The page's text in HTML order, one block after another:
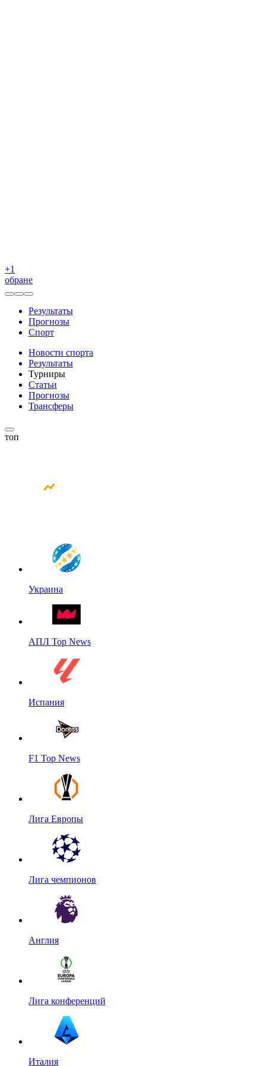
+1
обране
Результаты
Прогнозы
Спорт
Новости спорта
Результаты
Турниры
Статьи
Прогнозы
Трансферы
топ
Украина
АПЛ Top News
Испания
F1 Top News
Лига Европы
Лига чемпионов
Англия
Лига конференций
Италия